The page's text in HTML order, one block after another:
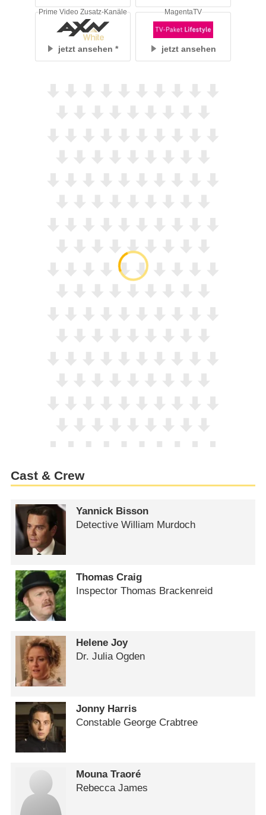
jetzt ansehen
Prime Video Zusatz-Kanäle
jetzt ansehen
MagentaTV
Cast & Crew
Yannick Bisson
Detective William Murdoch
Thomas Craig
Inspector Thomas Brackenreid
Helene Joy
Dr. Julia Ogden
Jonny Harris
Constable George Crabtree
Mouna Traoré
Rebecca James